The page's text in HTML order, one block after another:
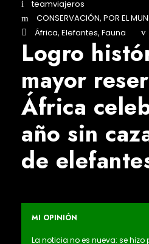
teamviajeros
CONSERVACIÓN, POR EL
África, Elefantes, Fauna
Logro
mayor
África
año sin
de
MI OPINIÓN
La noticia no es nueva: se